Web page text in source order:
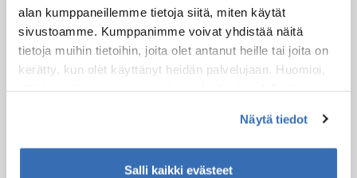
alan kumppaneillemme tietoja siitä, miten käytät
sivustoamme. Kumppanimme voivat yhdistää näitä
tietoja muihin tietoihin, joita olet antanut heille tai joita on
kerätty, kun olet käyttänyt heidän palvelujaan. Huomioi,
Näytä tiedot
Salli kaikki evästeet